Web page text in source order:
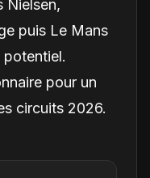
Nielsen,
puis Le Mans
pour un
circuits 2026.